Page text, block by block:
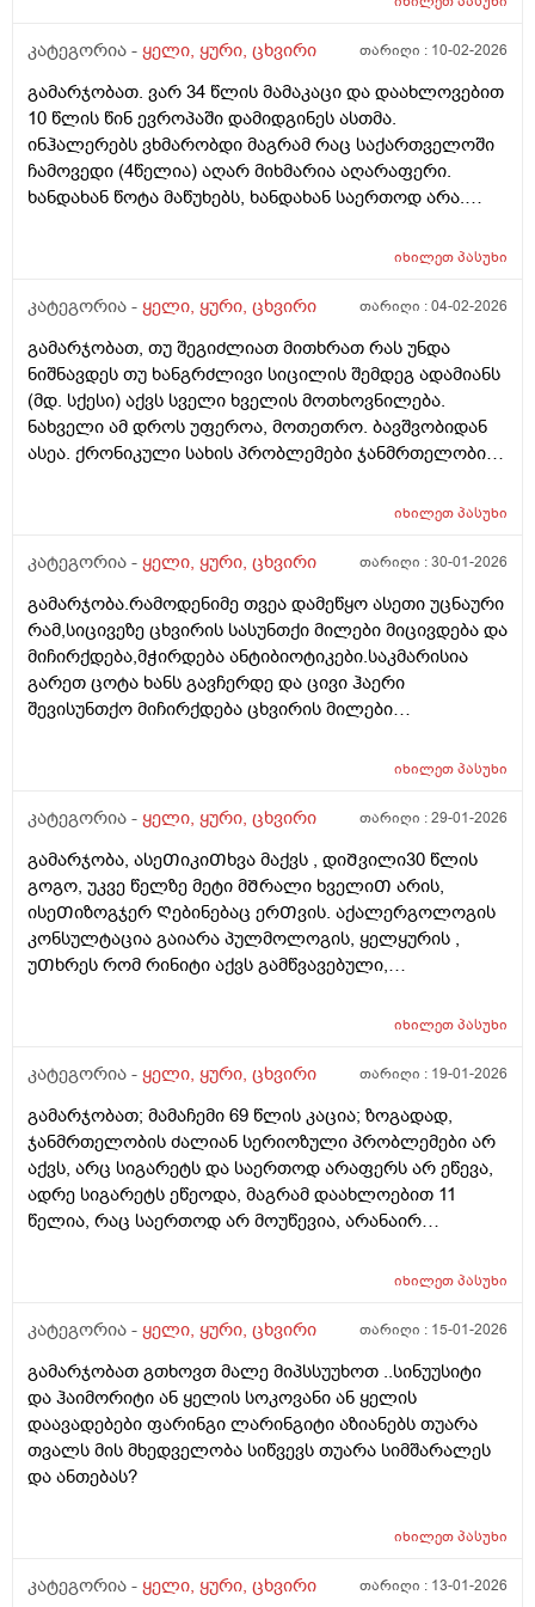
გამიარა რაგაც გამაყუᲩებელი დავლიე არმახსოვს და
ხრაᲨუნობს კისერი და ხერხემლისდასაწყისᲨი ოდნავ
ქვემოᲗ ოᲦონდ ქვერდიᲗა ადგილებᲨიც გადადის
ხოლმე ტკივილიდა კისრის Შუა ნაწილᲨინდა რო
გამივლის ყელი მტკივდება მერე ყელის ტკივილი
გამივლის კისერი მტკივდება რაᲨეიᲫლება იყოს??
ვარ26წლის ბიᲭი ყელი რამე ᲨუაᲨი არის ამასᲗან?
კატეგორია - ყელი, ყური, ცხვირი თარიღი : 10-02-2026
გამარჯობათ. ვარ 34 წლის მამაკაცი და დაახლოვებით
10 წლის წინ ევროპაში დამიდგინეს ასთმა.
ინჰალერებს ვხმარობდი მაგრამ რაც საქართველოში
ჩამოვედი (4წელია) აღარ მიხმარია აღარაფერი.
ხანდახან წოტა მაწუხებს, ხანდახან საერთოდ არა.
სუნთქვის კონტროლით და სწორად წამოწოლით
ღამობით ცოტა მაწუხებს ხოლმე მაგრამ ჩავახველებ
რამდენად აუცილებელია რამის მიღება
სისტემატიურად? თუნდაც ინჰალერის? ანუ თუკი
შემიძლია ამის ატანა მკურნალობა რამდენად
აუცილებელია? ის კი ვიცი რო არ იკურნება! თქვენ რას
მირჩევთ? როგორ უნდა მოვიქცე? მადლობა წინასწარ
იხილეთპასუხი
კატეგორია - ყელი, ყური, ცხვირი თარიღი :04-02-2026
გამარჯობათ, თუ შეგიძლიათ მითხრათ რას უნდა
ნიშნავდეს თუ ხანგრძლივი სიცილის შემდეგ ადამიანს
(მდ. სქესი) აქვს სველი ხველის მოთხოვნილება.
ნახველი ამ დროს უფეროა, მოთეთრო. ბავშვობიდან
ასეა. ქრონიკული სახის პრობლემები ჯანმრთელობის
ბრონქები) აქვს უბრალოდ ტონზილები, რომლებიც
ჩირქიანი, როცა მწვავედ მიდის ვირუსი და გლანდები
როდის არის სამკურნალო_სამედიცინო მიზნით
ცხვირი საოპერაციო გამრუდებისას და კიდევ,
გლანდებზე როდისაა ამოჭრის ჩვენება? დიდი
მადლობა!
იხილეთპასუხი
კატეგორია - ყელი, ყური, ცხვირი თარიღი :30-01-2026
გამარჯობა.რამოდენიმე თვეა დამეწყო ასეთი უცნაური
რამ,სიცივეზე ცხვირის სასუნთქი მილები მიცივდება და
მიჩირქდება,მჭირდება ანტიბიოტიკები.საკმარისია
გარეთ ცოტა ხანს გავჩერდე და ცივი ჰაერი
შევისუნთქო მიჩირქდება ცხვირის მილები
სიცხე 37,3 მდე.ეს არ არის გრიპის მაგვარი
მაქვს,ზოგჯერ სისხლის ჩამონადენიც.რა შეიძლება
მოვაგვარო.გმადლობთ.
იხილეთპასუხი
კატეგორია - ყელი, ყური, ცხვირი თარიღი :29-01-2026
გამარჯობა, ასეᲗიკიᲗხვა მაქვს , დიᲨვილი30 წლის
გოგო, უკვე წელზე მეტი მᲨრალი ხველიᲗ არის,
ისეᲗიზოგჯერ Ღებინებაც ერᲗვის. აქალერგოლოგის
კონსულტაცია გაიარა პულმოლოგის, ყელყურის ,
უᲗხრეს რომ რინიტი აქვს გამწვავებული,
წავიდაᲗურქეᲗᲨი. იქაცგადაᲦებული იქნა ფილტვის
იქაცწავიდნენ ყელ ყურიას პრობლემიᲗ. 1 კვირაა
ᲨეიᲫლება გაკეᲗდეს უკვე აᲦარ ვიციᲗ, სად და ვის
მივმარᲗოდ. Ძგიდეც გამრუდებული აქვს და
საოპერაციო. ᲨეიᲫლებამარᲗლა ყელ ყურის
პრობლებიდან მოდიოდეს ასეᲗი ᲨეუᲩერებელი
ხველა? რომ არანაირ მკურნალობას არ
იხილეთპასუხი
კატეგორია - ყელი, ყური, ცხვირი თარიღი : 19-01-2026
გამარჯობათ; მამაჩემი 69 წლის კაცია; ზოგადად,
ჯანმრთელობის ძალიან სერიოზული პრობლემები არ
აქვს, არც სიგარეტს და საერთოდ არაფერს არ ეწევა,
ადრე სიგარეტს ეწეოდა, მაგრამ დაახლოებით 11
წელია, რაც საერთოდ არ მოუწევია, არანაირ
გაჰკარებია, სპირტიან სასმელსაც იშვიათად სვამს და
დღეებში, სუფრასთან, წნევაც უმეტესად ნორმაში აქვს,
წნევები ეზომება, დროდრო წნევის მარეგულირებელ
წამალს ხმარობს, მაგრამ არც ისე ხშირად; სეზონური
ვირუსებიც ძალიან ნაკლებად ემართება, თუ რაიმე
მაინც შეხვდა, ზეზეულა იხდის ხოლმე, მაგასაც ხშირად
წამლების გარეშე, მაგრამ უკვე 30 წელი მაინც ასეთი
საათში არა, მაგრამ აქვს მუდმივი გამონადენი, უფრო
ჩირქი მიდგება, ადრე მითხრეს, რომ ეს ქრონიკულია,
იხილეთპასუხი
კატეგორია - ყელი, ყური, ცხვირი თარიღი : 15-01-2026
გამარჯობათ გთხოვთ მალე მიპსსუუხოთ ..სინუუსიტი
და ჰაიმორიტი ან ყელის სოკოვანი ან ყელის
დაავადებები ფარინგი ლარინგიტი აზიანებს თუარა
თვალს მის მხედველობა სიწვევს თუარა სიმშარალეს
და ანთებას?
იხილეთპასუხი
კატეგორია - ყელი, ყური, ცხვირი თარიღი : 13-01-2026